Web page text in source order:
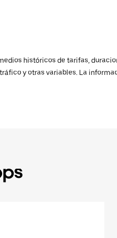
históricos de tarifas,
y otras variables. La